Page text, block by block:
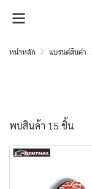
หน้าหลัก แบรนด์สินค้า
พบสินค้า 15 ชิ้น